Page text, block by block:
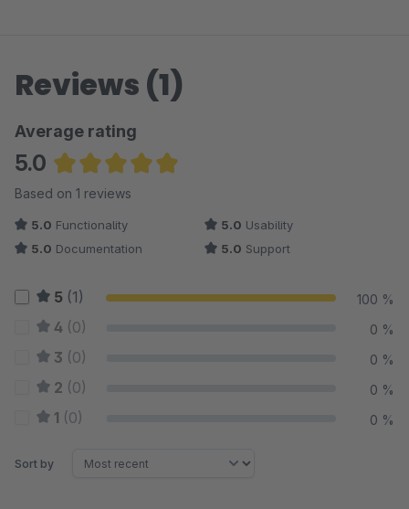
Reviews (1)
Average rating
5.0
Average rating of 5 out of 5 stars
Based on 1 reviews
5.0 Functionality 5.0 Usability
5.0 Documentation 5.0 Support
5 (1) 100 %
4 (0) 0 %
3 (0) 0 %
2 (0) 0 %
1 (0) 0 %
Sort by